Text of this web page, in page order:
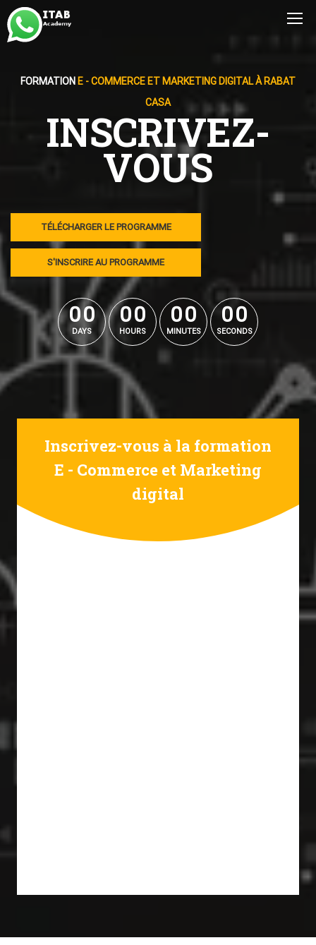
FORMATION E - COMMERCE ET MARKETING DIGITAL À RABAT
CASA
INSCRIVEZ-
VOUS
TÉLÉCHARGER LE PROGRAMME
S'INSCRIRE AU PROGRAMME
00
00
DAYS
00
00
HOURS
00
00
MINUTES
00
00
SECONDS
Inscrivez-vous à la formation
E - Commerce et Marketing
digital